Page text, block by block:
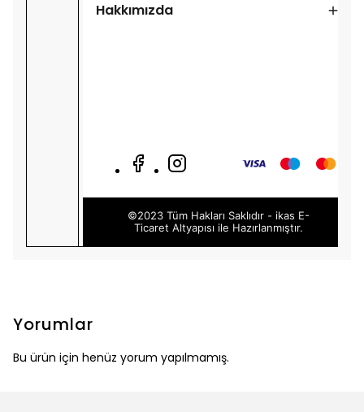
Hakkımızda
©2023 Tüm Hakları Saklıdır - ikas E-
Ticaret Altyapısı ile Hazırlanmıştır.
Yorumlar
Bu ürün için henüz yorum yapılmamış.